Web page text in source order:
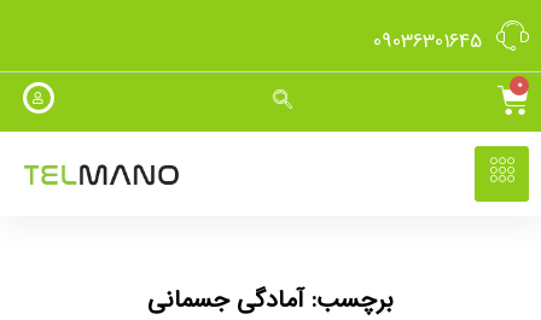
09036301645
0
برچسب: آمادگی جسمانی